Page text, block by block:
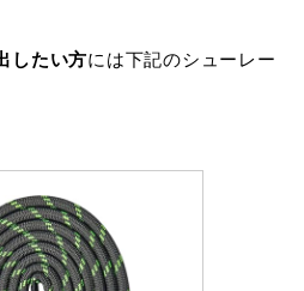
したい方には下記のシューレー